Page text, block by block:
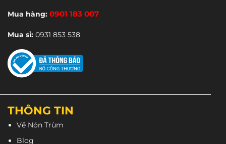
được
trên
sản
phẩm
Mua hàng: 0901 183 007
Mua sỉ: 0931 853 538
THÔNG TIN
Về Nón Trùm
Blog